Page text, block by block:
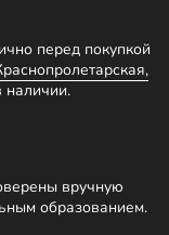
перед покупкой
вручную
образованием.